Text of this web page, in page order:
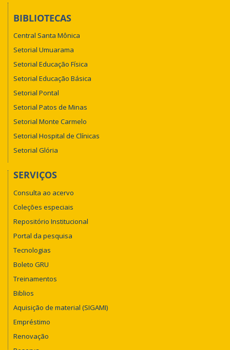
BIBLIOTECAS
Central Santa Mônica
Setorial Umuarama
Setorial Educação Física
Setorial Educação Básica
Setorial Pontal
Setorial Patos de Minas
Setorial Monte Carmelo
Setorial Hospital de Clínicas
Setorial Glória
SERVIÇOS
Consulta ao acervo
Coleções especiais
Repositório Institucional
Portal da pesquisa
Tecnologias
Boleto GRU
Treinamentos
Biblios
Aquisição de material (SIGAMI)
Empréstimo
Renovação